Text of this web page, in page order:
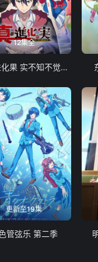
12集全
真・进化果 实不知不觉踏上胜利的人生
更新至19集
管弦乐 第二季